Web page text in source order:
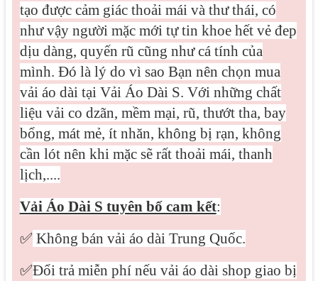
tạo được cảm giác thoải mái và thư thái, có
như vậy người mặc mới tự tin khoe hết vẻ đep
dịu dàng, quyến rũ cũng như cá tính của
mình. Đó là lý do vì sao Bạn nên chọn mua
vải áo dài tại Vải Áo Dài S. Với những chất
liệu vải co dzãn, mềm mại, rũ, thướt tha, bay
bổng, mát mẻ, ít nhăn, không bị rạn, không
cần lót nên khi mặc sẽ rất thoải mái, thanh
lịch,....
Vải Áo Dài S tuyên bố cam kết:
✅ Không bán vải áo dài Trung Quốc.
✅Đổi trả miễn phí nếu vải áo dài shop giao bị